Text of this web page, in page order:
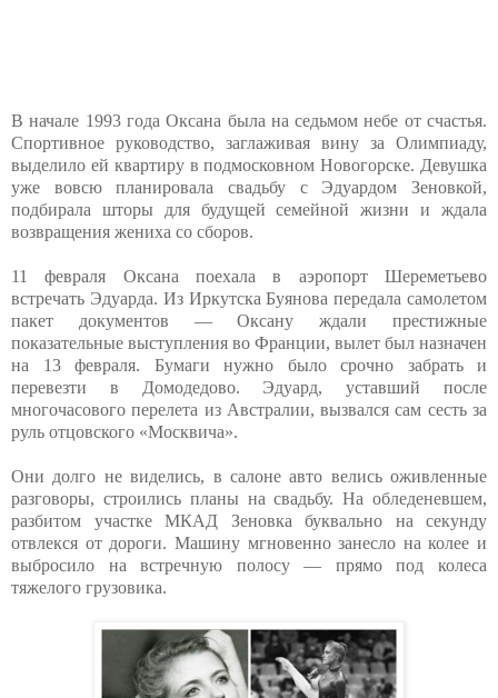
В начале 1993 года Оксана была на седьмом небе от счастья.
Спортивное руководство, заглаживая вину за Олимпиаду,
выделило ей квартиру в подмосковном Новогорске. Девушка
уже вовсю планировала свадьбу с Эдуардом Зеновкой,
подбирала шторы для будущей семейной жизни и ждала
возвращения жениха со сборов.
11 февраля Оксана поехала в аэропорт Шереметьево
встречать Эдуарда. Из Иркутска Буянова передала самолетом
пакет документов — Оксану ждали престижные
показательные выступления во Франции, вылет был назначен
на 13 февраля. Бумаги нужно было срочно забрать и
перевезти в Домодедово. Эдуард, уставший после
многочасового перелета из Австралии, вызвался сам сесть за
руль отцовского «Москвича».
Они долго не виделись, в салоне авто велись оживленные
разговоры, строились планы на свадьбу. На обледеневшем,
разбитом участке МКАД Зеновка буквально на секунду
отвлекся от дороги. Машину мгновенно занесло на колее и
выбросило на встречную полосу — прямо под колеса
тяжелого грузовика.